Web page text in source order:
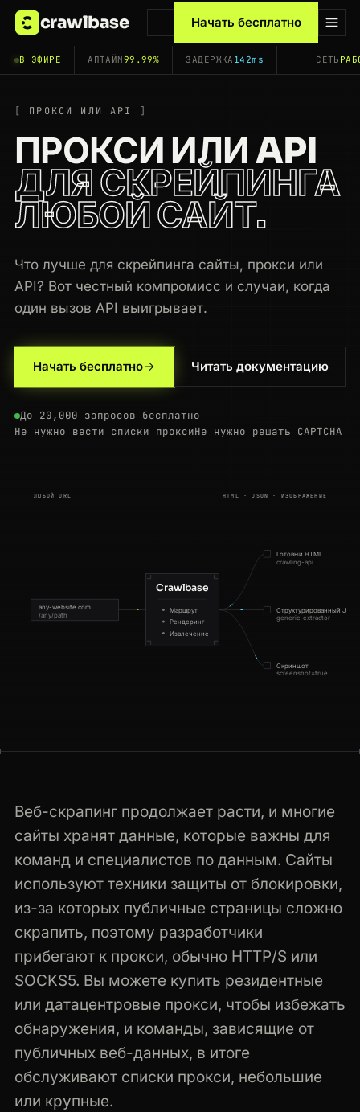
crawlbase Начать бесплатно
В ЭФИРЕ АПТАЙМ99.99% ЗАДЕРЖКА 142ms СЕТЬ
ПРОКСИ ИЛИ API
ПРОКСИ ИЛИ API
ДЛЯ СКРЕЙПИНГА
ЛЮБОЙ САЙТ.
Что лучше для скрейпинга сайты, прокси или
API? Вот честный компромисс и случаи, когда
один вызов API выигрывает.
Начать бесплатно Читать документацию
До 20,000 запросов бесплатно
Не нужно вести списки проксиНе нужно решать CAPTCHA
ЛЮБОЙ URL HTML · JSON · ИЗОБРАЖЕНИЕ
any-website.com
/any/path
Crawlbase
Маршрут
Рендеринг
Извлечение
Готовый HTML
Структурированный JSON
Скриншот
crawling-api
generic-extractor
screenshot=true
Веб-скрапинг продолжает расти, и многие
сайты хранят данные, которые важны для
команд и специалистов по данным. Сайты
используют техники защиты от блокировки,
из-за которых публичные страницы сложно
скрапить, поэтому разработчики
прибегают к прокси, обычно HTTP/S или
SOCKS5. Вы можете купить резидентные
или датацентровые прокси, чтобы избежать
обнаружения, и команды, зависящие от
публичных веб-данных, в итоге
обслуживают списки прокси, небольшие
или крупные.